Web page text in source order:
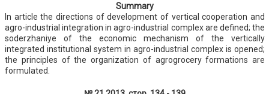
Summary
In article the directions of development of vertical cooperation and
agro-industrial integration in agro-industrial complex are defined; the
soderzhaniye of the economic mechanism of the vertically
integrated institutional system in agro-industrial complex is opened;
the principles of the organization of agrogrocery formations are
formulated.